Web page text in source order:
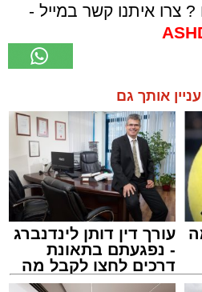
? צרו איתנו קשר במייל -
אותך גם
עורך דין דותן לינדנברג
- נפגעתם בתאונת
דרכים לחצו לקבל מה
שמגיע לכם